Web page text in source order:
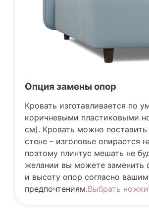
Опция замены опор
Кровать изготавливается по
коричневыми пластиковыми
см). Кровать можно поставить
стене – изголовье опирается
поэтому плинтус мешать не
желании вы можете заменить
и высоту опор согласно
предпочтениям.Выбрать ножки